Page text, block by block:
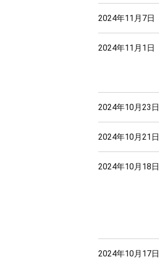
2024年11月7日
2024年11月1日
2024年10月23日
2024年10月21日
2024年10月18日
2024年10月17日